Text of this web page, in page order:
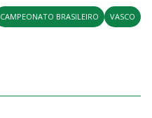
CAMPEONATO BRASILEIRO
VASCO